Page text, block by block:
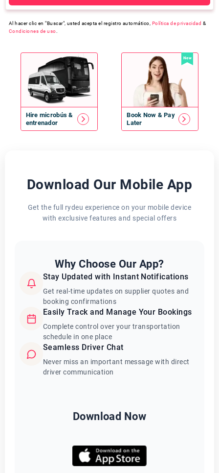
Al hacer clic en "Buscar", usted acepta el registro automático, Política de privacidad &
Condiciones de uso
Hire microbús &
entrenador
New
Book Now & Pay
Later
Download Our Mobile App
Get the full rydeu experience on your mobile device
with exclusive features and special offers
Why Choose Our App?
Stay Updated with Instant Notifications
Get real-time updates on supplier quotes and
booking confirmations
Easily Track and Manage Your Bookings
Complete control over your transportation
schedule in one place
Seamless Driver Chat
Never miss an important message with direct
driver communication
Download Now